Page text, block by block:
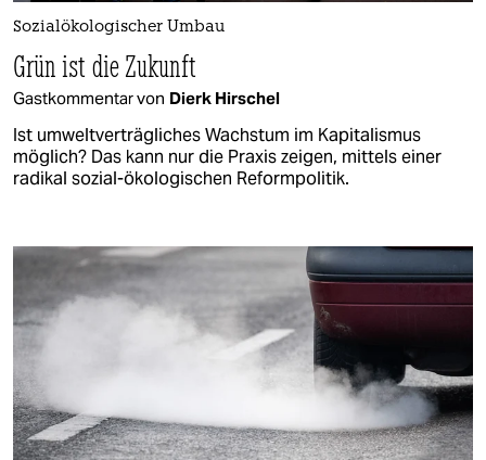
Sozialökologischer Umbau
Grün ist die Zukunft
Gastkommentar von Dierk Hirschel
Ist umweltverträgliches Wachstum im Kapitalismus
möglich? Das kann nur die Praxis zeigen, mittels einer
radikal sozial-ökologischen Reformpolitik.